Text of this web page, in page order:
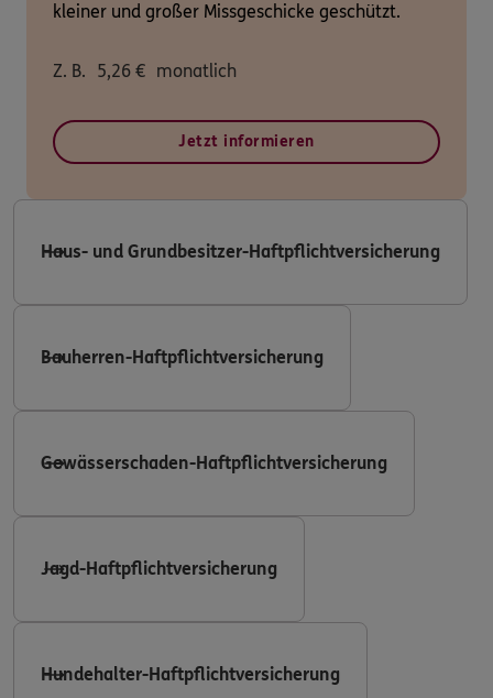
kleiner und großer Missgeschicke geschützt.
Z. B. 5,26 € monatlich
Jetzt informieren
Haus- und Grundbesitzer-Haftpflichtversicherung
Bauherren-Haftpflichtversicherung
Gewässerschaden-Haftpflichtversicherung
Jagd-Haftpflichtversicherung
Hundehalter-Haftpflichtversicherung